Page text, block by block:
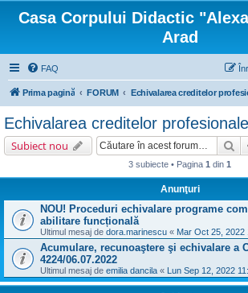
Casa Corpului Didactic
Arad
FAQ
Prima pagină FORUM Echivalarea creditelor
Echivalarea creditelor
Subiect nou
3 subiecte • Pagina 1 din 1
Anunţuri
NOU! Proceduri echivalare programe
abilitare funcțională
Ultimul mesaj de dora.marinescu « Mar Oct 25, 2022
Acumulare, recunoaştere şi echivalare a
4224/06.07.2022
Ultimul mesaj de emilia dancila « Lun Sep 12, 2022